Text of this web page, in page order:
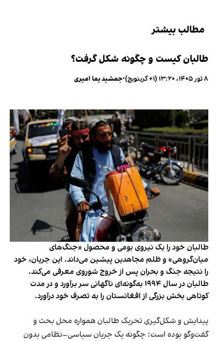
مطالب بیشتر
طالبان کیست و چگونه شکل گرفت؟
۸ ثور ۱۴۰۵، ۱۳:۲۰ (‎+۱ گرینویچ) •جمشید یما امیری
طالبان خود را یک نیروی بومی و محصول «جنگ‌های
میان‌گروهی» و ظلم مجاهدین پیشین می‌داند. این جریان، خود
را نتیجه جنگ و بحران پس از خروج شوروی معرفی می‌کند.
طالبان در سال ۱۹۹۴ به‌گونه‌ای ناگهانی سر برآورد و در مدت
کوتاهی بخش بزرگی از افغانستان را به تصرف خود درآورد.
پیدایش و شکل‌گیری تحریک طالبان همواره محل بحث و
گفت‌وگو بوده است: چگونه یک جریان سیاسی–نظامی بدون